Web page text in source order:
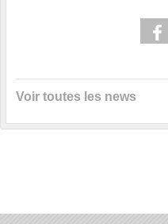
Voir toutes les news